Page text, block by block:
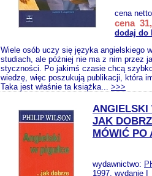
cena
cena
dodaj do
Wiele osób uczy się języka angielskiego
studiach, ale później nie ma z nim przez
styczności. Po jakimś czasie chcą
wiedzę, więc poszukują publikacji, która
Taka jest właśnie ta książka... >>>
ANGIELSKI
JAK
MÓWIĆ PO
wydawnictwo:
1997, wydanie I